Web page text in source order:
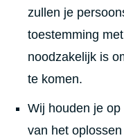
zullen je
toestemming
noodzakelijk is
te komen.
Wij houden je
van het